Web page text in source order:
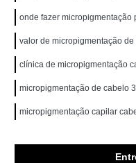
onde fazer micropigmentação
valor de micropigmentação
clínica de micropigmentação
micropigmentação de cabelo
micropigmentação capilar